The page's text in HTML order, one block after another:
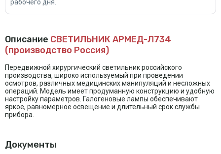
рабочего дня.
Описание СВЕТИЛЬНИК АРМЕД-Л734
(производство Россия)
Передвижной хирургический светильник российского
производства, широко используемый при проведении
осмотров, различных медицинских манипуляций и несложных
операций. Модель имеет продуманную конструкцию и удобную
настройку параметров. Галогеновые лампы обеспечивают
яркое, равномерное освещение и длительный срок службы
прибора.
Документы